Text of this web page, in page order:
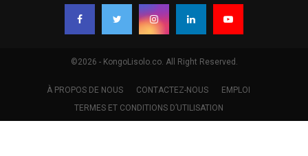
©2026 - KongoLisolo.co. All Right Reserved.
À PROPOS DE NOUS CONTACTEZ-NOUS
EMPLOI
TERMES ET CONDITIONS D’UTILISATION